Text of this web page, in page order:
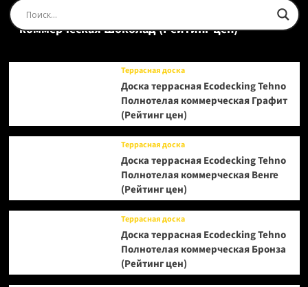
Доска террасная Ecodecking Tehno Полнотелая
коммерческая Шоколад (Рейтинг цен)
Террасная доска
Доска террасная Ecodecking Tehno
Полнотелая коммерческая Графит
(Рейтинг цен)
Террасная доска
Доска террасная Ecodecking Tehno
Полнотелая коммерческая Венге
(Рейтинг цен)
Террасная доска
Доска террасная Ecodecking Tehno
Полнотелая коммерческая Бронза
(Рейтинг цен)